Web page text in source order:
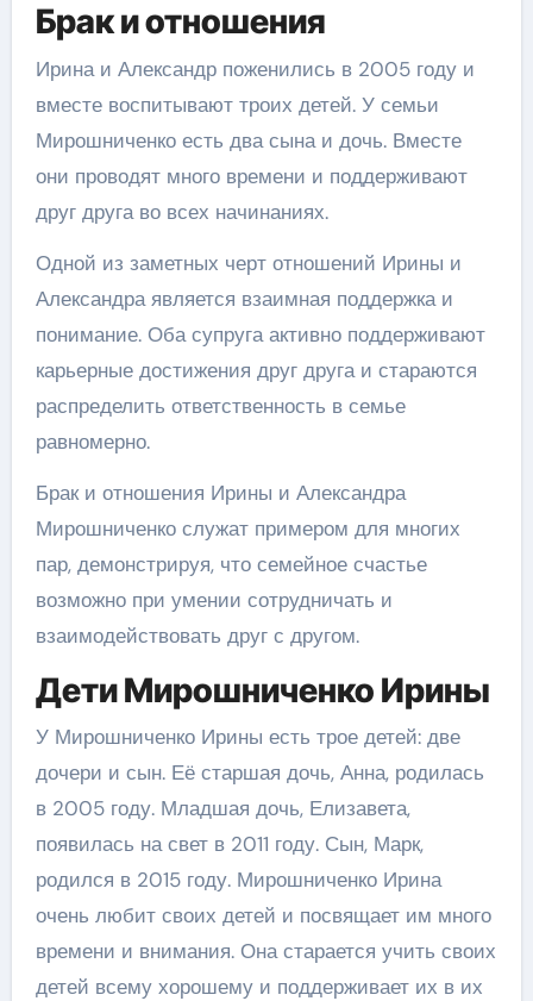
Брак и отношения
Ирина и Александр поженились в 2005 году и
вместе воспитывают троих детей. У семьи
Мирошниченко есть два сына и дочь. Вместе
они проводят много времени и поддерживают
друг друга во всех начинаниях.
Одной из заметных черт отношений Ирины и
Александра является взаимная поддержка и
понимание. Оба супруга активно поддерживают
карьерные достижения друг друга и стараются
распределить ответственность в семье
равномерно.
Брак и отношения Ирины и Александра
Мирошниченко служат примером для многих
пар, демонстрируя, что семейное счастье
возможно при умении сотрудничать и
взаимодействовать друг с другом.
Дети Мирошниченко Ирины
У Мирошниченко Ирины есть трое детей: две
дочери и сын. Её старшая дочь, Анна, родилась
в 2005 году. Младшая дочь, Елизавета,
появилась на свет в 2011 году. Сын, Марк,
родился в 2015 году. Мирошниченко Ирина
очень любит своих детей и посвящает им много
времени и внимания. Она старается учить своих
детей всему хорошему и поддерживает их в их